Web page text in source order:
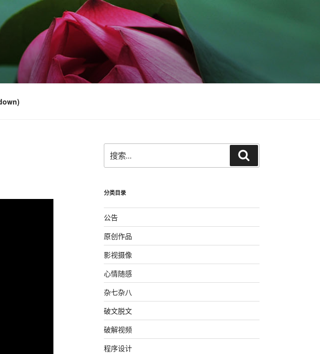
索：
索
分类目录
公告
原创作品
影视摄像
心情随感
杂七杂八
破文脱文
破解视频
程序设计